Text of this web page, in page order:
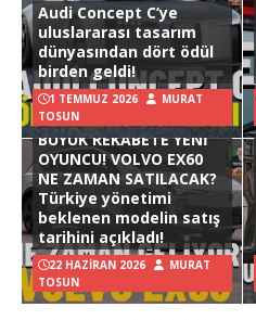
Audi Concept C’ye
uluslararası tasarım
dünyasından dört ödül
birden geldi!
1 TEMMUZ 2026
MURAT
TOSUN
BÜYÜK REKABETE YENİ
OYUNCU! VOLVO EX60
NE ZAMAN SATILACAK?
Türkiye yönetimi
beklenen modelin satış
tarihini açıkladı!
22 HAZIRAN 2026
MURAT
TOSUN